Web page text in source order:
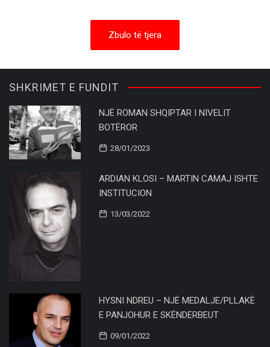
Zbulo të tjera
SHKRIMET E FUNDIT
NJË ROMAN SHQIPTAR I NIVELIT
BOTËROR
28/01/2023
ARDIAN KLOSI – MARTIN CAMAJ ISHTE
INSTITUCION
13/03/2022
HYSNI NDREU – NJË MEDALJE/PLLAKË
E PANJOHUR E SKËNDERBEUT
09/01/2022